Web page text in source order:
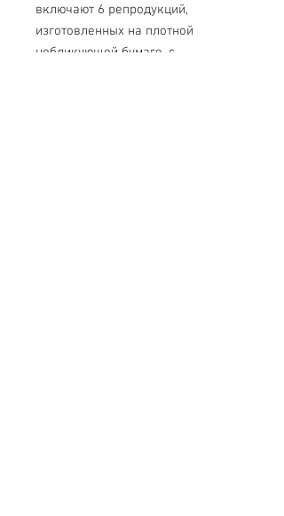
включают 6 репродукций,
изготовленных на плотной
небликующей бумаге, с